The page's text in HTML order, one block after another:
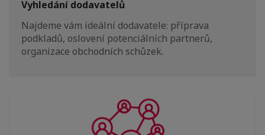
Vyhledání dodavatelů
Najdeme vám ideální dodavatele: příprava
podkladů, oslovení potenciálních partnerů,
organizace obchodních schůzek.